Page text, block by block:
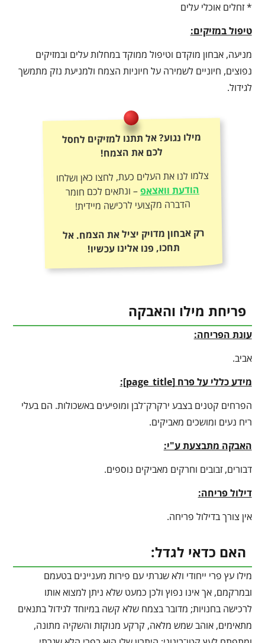
* זחלים אוכלי עלים
טיפול במזיקים:
מניעה, אבחון מוקדם וטיפול ממוקד במחלות עלים ובמזיקים
נפוצים, חיוניים לשמירה על חיוניות הצמח ולמניעת נזק מתמשך
לגידול.
מילו נגוע? אל תתנו למזיקים לחסל
לכם את הצמח!
צלמו לנו את העלים כעת, לחצו כאן ושלחו
הודעת וואצאפ– ונתאים לכם חומר
הדברה מקצועי לרכישה מיידית!
רק אבחון מדויק יציל את הצמח. אל
תחכו, פנו אלינו עכשיו!
פריחת מילו והאבקה
עונת הפריחה:
אביב.
מידע כללי על פרח [page_title
]:
הפרחים קטנים בצבע ירקרק־לבן ומופיעים באשכולות. הם בעלי
ריח נעים ומושכים מאביקים.
האבקה מתבצעת ע"י:
דבורים, זבובים וחרקים מאביקים נוספים.
דילול פריחה:
אין צורך בדילול פריחה.
האם כדאי לגדל:
מילו עץ פרי ייחודי ולא שגרתי עם פירות מעניינים בטעמם
ובמרקמם, אך אינו נפוץ ולכן כמעט שלא ניתן למצוא אותו
לרכישה בחנויות; מדובר בצמח שלא קשה במיוחד לגידול בתנאים
מתאימים, אוהב שמש מלאה, קרקע מנוקזת והשקיה מתונה,